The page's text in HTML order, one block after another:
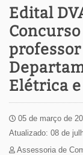
Edital
Elétrica
05 de março de
Atualizado: 08 de
Assessoria de